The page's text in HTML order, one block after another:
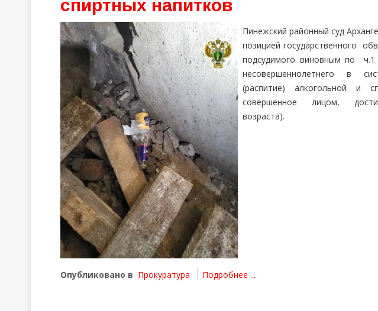
спиртных напитков
Пинежский районный суд
позицией государственного
подсудимого виновным по
несовершеннолетнего в
(распитие) алкогольной и
совершенное лицом,
возраста).
Опубликовано в Прокуратура Подробнее ...